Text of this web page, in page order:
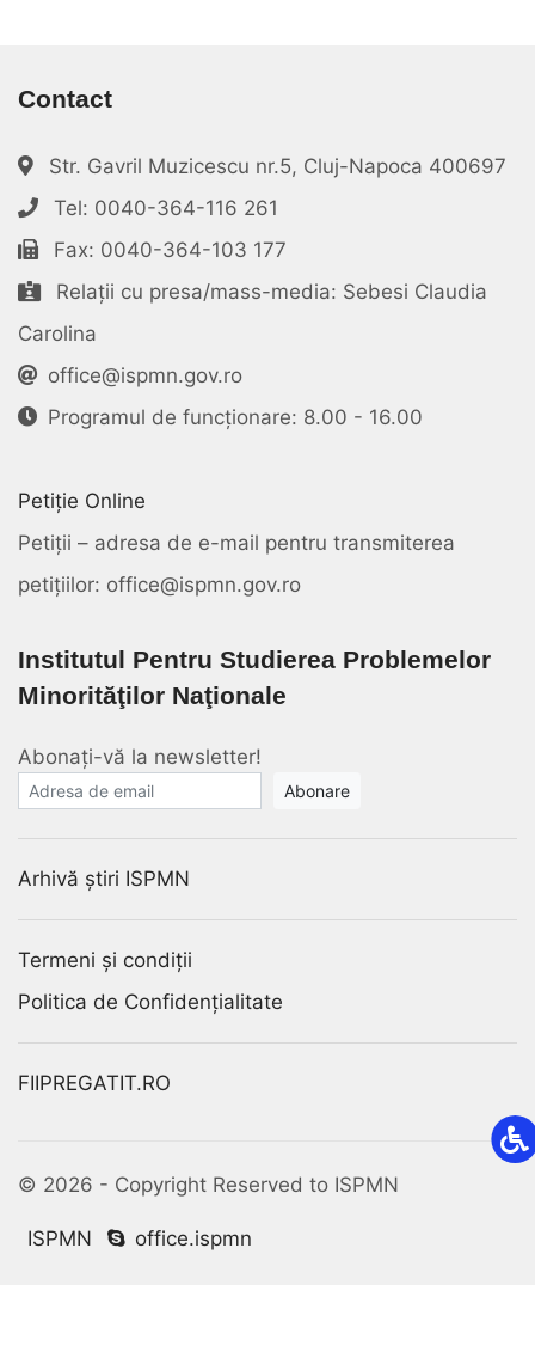
Contact
Str. Gavril Muzicescu nr.5, Cluj-Napoca 400697
Tel: 0040-364-116 261
Fax: 0040-364-103 177
Relații cu presa/mass-media: Sebesi Claudia
Carolina
office@ispmn.gov.ro
Programul de funcționare: 8.00 - 16.00
Petiție Online
Petiții – adresa de e-mail pentru transmiterea
petițiilor: office@ispmn.gov.ro
Institutul Pentru Studierea Problemelor
Minorităţilor Naţionale
Abonați-vă la newsletter!
E-mail
Arhivă știri ISPMN
Termeni și condiții
Politica de Confidențialitate
FIIPREGATIT.RO
© 2026 - Copyright Reserved to ISPMN
ISPMN office.ispmn